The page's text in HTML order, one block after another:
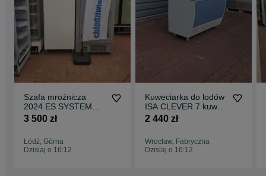
Szafa mroźnicza
2024 ES SYSTEM
LOCUS 1D
DOSTAWA
3 500 zł
Łódź, Górna
Dzisiaj o 16:12
Kuweciarka do lodów
ISA CLEVER 7 kuwet
konserwator witryna
zamrażarka na lody
gałkowe
2 440 zł
Wrocław, Fabryczna
Dzisiaj o 16:12